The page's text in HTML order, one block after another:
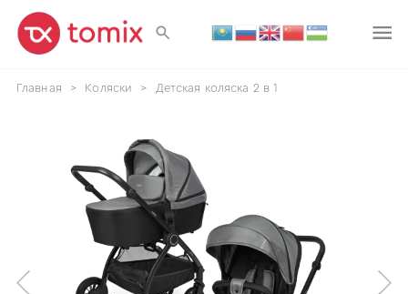
Главная > Коляски > Детская коляска 2 в 1